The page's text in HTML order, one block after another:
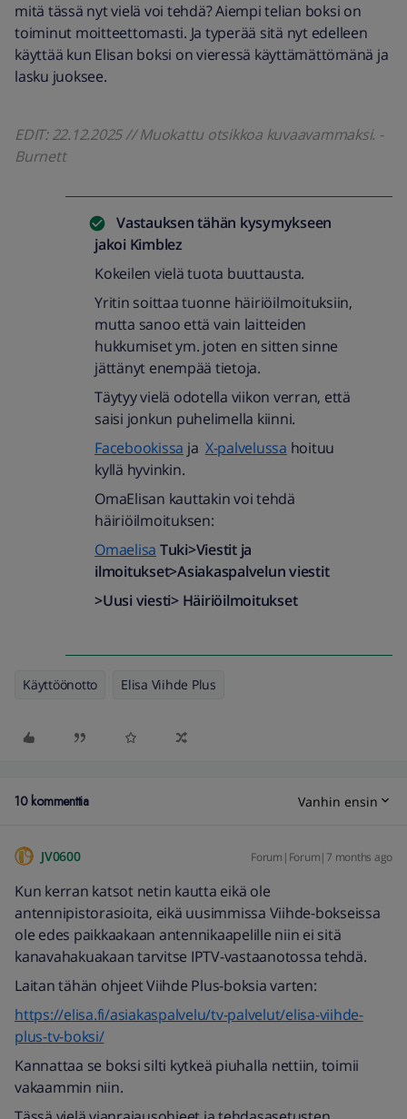
mitä tässä nyt vielä voi tehdä? Aiempi telian boksi on
toiminut moitteettomasti. Ja typerää sitä nyt edelleen
käyttää kun Elisan boksi on vieressä käyttämättömänä ja
lasku juoksee.
EDIT: 22.12.2025 // Muokattu otsikkoa kuvaavammaksi. -
Burnett
Vastauksen tähän kysymykseen
jakoi Kimblez
Kokeilen vielä tuota buuttausta.
Yritin soittaa tuonne häiriöilmoituksiin,
mutta sanoo että vain laitteiden
hukkumiset ym. joten en sitten sinne
jättänyt enempää tietoja.
Täytyy vielä odotella viikon verran, että
saisi jonkun puhelimella kiinni.
Facebookissa ja X-palvelussa hoituu
kyllä hyvinkin.
OmaElisan kauttakin voi tehdä
häiriöilmoituksen:
Omaelisa Tuki>Viestit ja
ilmoitukset>Asiakaspalvelun viestit
>Uusi viesti> Häiriöilmoitukset
Käyttöönotto Elisa Viihde Plus
10 kommenttia Vanhin ensin
JV0600 Forum|Forum|7 months ago
Kun kerran katsot netin kautta eikä ole
antennipistorasioita, eikä uusimmissa Viihde-bokseissa
ole edes paikkaakaan antennikaapelille niin ei sitä
kanavahakuakaan tarvitse IPTV-vastaanotossa tehdä.
Laitan tähän ohjeet Viihde Plus-boksia varten:
https://elisa.fi/asiakaspalvelu/tv-palvelut/elisa-viihde-
plus-tv-boksi/
Kannattaa se boksi silti kytkeä piuhalla nettiin, toimii
vakaammin niin.